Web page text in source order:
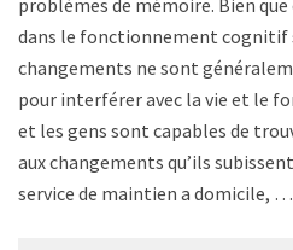
problèmes de mémoire. Bien que
dans le fonctionnement cognitif
changements ne sont
pour interférer avec la vie et le
et les gens sont capables de
aux changements qu’ils
service de maintien a domicile, …